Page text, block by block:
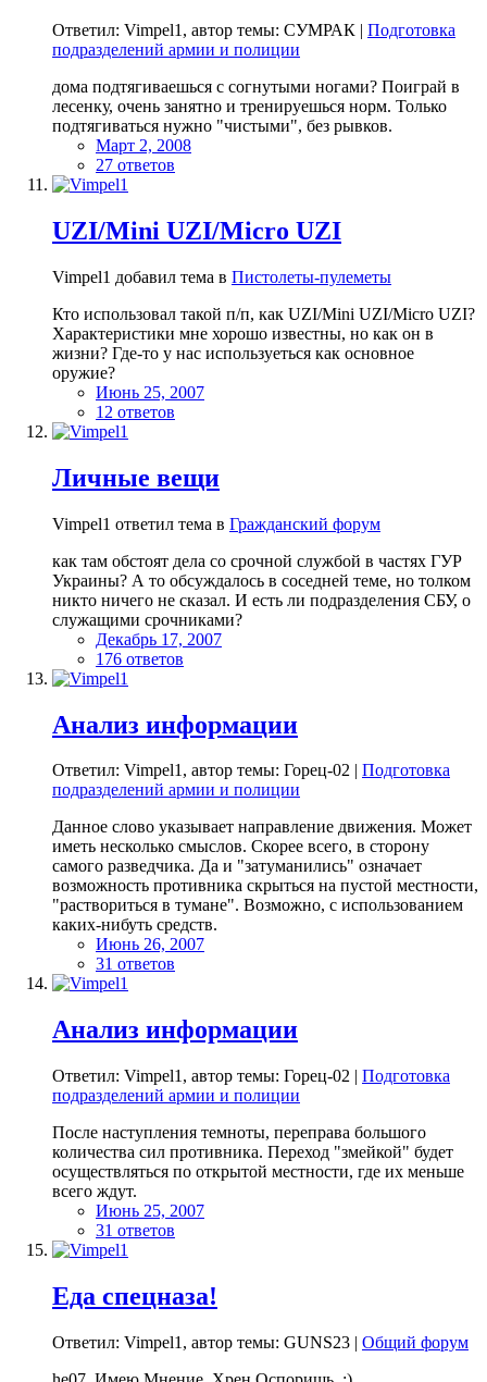
Ответил: Vimpel1, автор темы: СУМРАК | Подготовка
подразделений армии и полиции
дома подтягиваешься с согнутыми ногами? Поиграй в
лесенку, очень занятно и тренируешься норм. Только
подтягиваться нужно "чистыми", без рывков.
Март 2, 2008
27 ответов
UZI/Mini UZI/Micro UZI
Vimpel1 добавил тема в Пистолеты-пулеметы
Кто использовал такой п/п, как UZI/Mini UZI/Micro UZI?
Характеристики мне хорошо известны, но как он в
жизни? Где-то у нас используеться как основное
оружие?
Июнь 25, 2007
12 ответов
Личные вещи
Vimpel1 ответил тема в Гражданский форум
как там обстоят дела со срочной службой в частях ГУР
Украины? А то обсуждалось в соседней теме, но толком
никто ничего не сказал. И есть ли подразделения СБУ, о
служащими срочниками?
Декабрь 17, 2007
176 ответов
Анализ информации
Ответил: Vimpel1, автор темы: Горец-02 | Подготовка
подразделений армии и полиции
Данное слово указывает направление движения. Может
иметь несколько смыслов. Скорее всего, в сторону
самого разведчика. Да и "затуманились" означает
возможность противника скрыться на пустой местности,
"раствориться в тумане". Возможно, с использованием
каких-нибуть средств.
Июнь 26, 2007
31 ответов
Анализ информации
Ответил: Vimpel1, автор темы: Горец-02 | Подготовка
подразделений армии и полиции
После наступления темноты, переправа большого
количества сил противника. Переход "змейкой" будет
осуществляться по открытой местности, где их меньше
всего ждут.
Июнь 25, 2007
31 ответов
Еда спецназа!
Ответил: Vimpel1, автор темы: GUNS23 | Общий форум